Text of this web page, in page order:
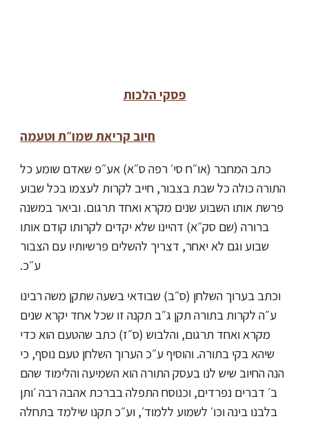
פסקי הלכות
חיוב קריאת שמו״ת וטעמה
כתב המחבר (או״ח סי׳ רפה ס״א) אע״פ שאדם שומע כל
התורה כולה כל שבת בצבור, חייב לקרות לעצמו בכל שבוע
פרשת אותו השבוע שנים מקרא ואחד תרגום. וביאר במשנה
ברורה (שם סק״א) דהיינו שלא יקדים לקרותו קודם אותו
שבוע וגם לא יאחר, דצריך להשלים פרשיותיו עם הצבור
ע״כ.
וכתב בערוך השלחן (ס״ב) שבודאי בשעה שתקן משה רבינו
ע״ה לקרות בתורה תקן ג״ב תקנה זו שכל אחד יקרא שנים
מקרא ואחד תרגום, והלבוש (ס״ז) כתב שהטעם הוא כדי
שיהא בקי בתורה. והוסיף ע״כ הערוך השלחן טעם נוסף, כי
הנה החיוב שיש לנו בעסק התורה הוא השמיעה והלימוד שהם
ב׳ דברים נפרדים, וכנוסח התפלה בברכת אהבה רבה ׳ותן
בלבנו בינה וכו׳ לשמוע ללמוד׳, וע״כ תקנו שילמד בתחלה